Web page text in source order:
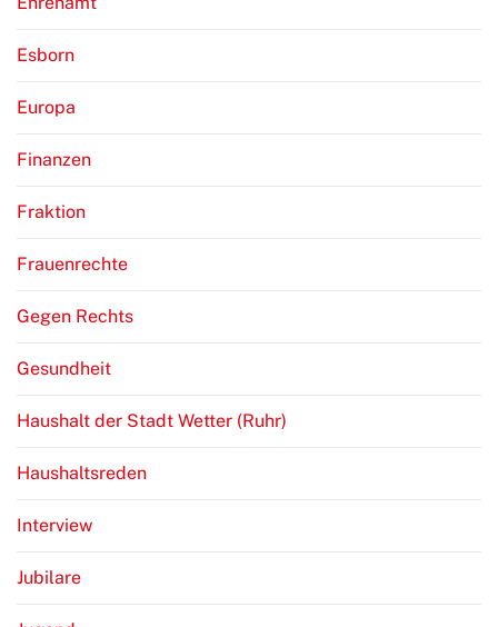
Esborn
Europa
Finanzen
Fraktion
Frauenrechte
Gegen Rechts
Gesundheit
Haushalt der Stadt Wetter (Ruhr)
Haushaltsreden
Interview
Jubilare